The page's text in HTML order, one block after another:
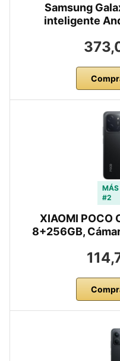
Samsung
inteligente
MÁS
#2
XIAOMI POCO
8+256GB,